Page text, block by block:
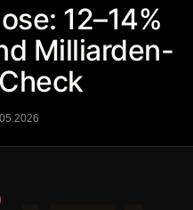
12–14%
Milliarden-